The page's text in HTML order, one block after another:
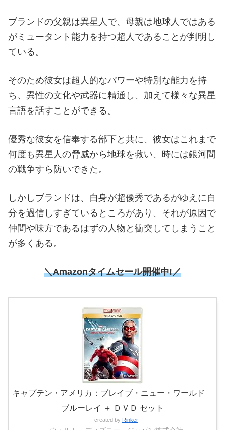
ブランドの父親は異星人で、母親は地球人ではある
がミュータント能力を持つ超人であることが判明し
ている。
そのため彼女は超人的なパワーや特別な能力を持
ち、異性の文化や武器に精通し、加えて様々な異星
言語を話すことができる。
優秀な彼女を信奉する部下と共に、彼女はこれまで
何度も異星人の脅威から地球を救い、時には銀河間
の戦争すら防いできた。
しかしブランドは、自身が超優秀であるがゆえに自
分を過信しすぎているところがあり、それが原因で
仲間や味方であるはずの人物と衝突してしまうこと
が多くある。
＼Amazonタイムセール開催中!／
キャプテン・アメリカ：ブレイブ・ニュー・ワールド
ブルーレイ ＋ ＤＶＤ セット
created by Rinker